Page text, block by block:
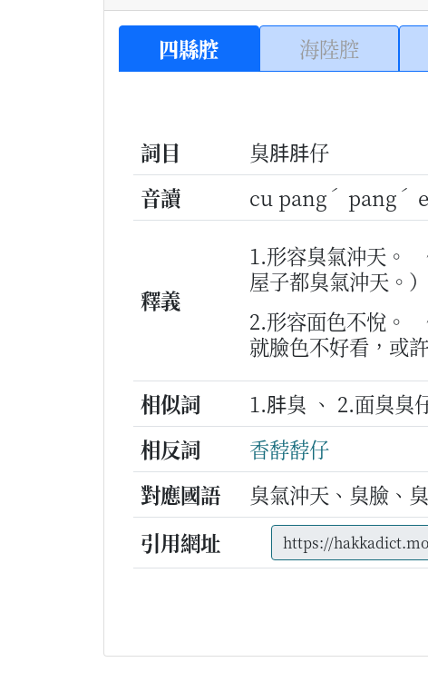
四縣腔 海陸腔
詞目
臭肨肨仔
音讀
cu pang ˊ pang ˊ e
釋義
1.形容臭氣沖天。
屋子都臭氣沖天。）
2.形容面色不悅。
就臉色不好看，或
相似詞
1.肨臭 、 2.面臭臭
相反詞
香馞馞仔
對應國語
臭氣沖天、臭臉、
引用網址